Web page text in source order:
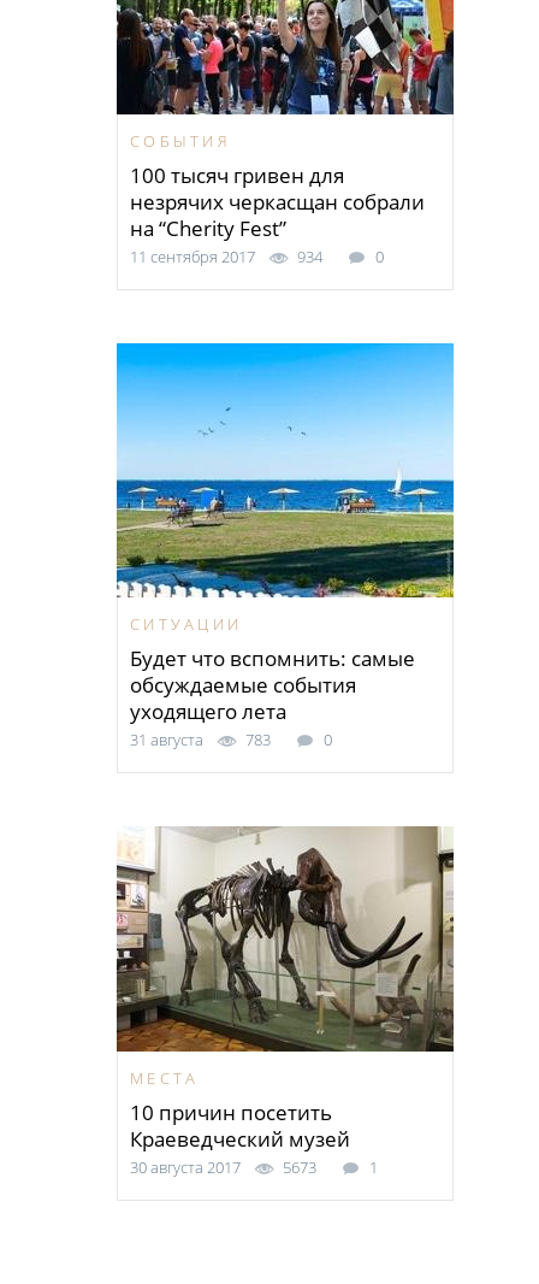
СОБЫТИЯ
100 тысяч гривен для
незрячих черкасщан собрали
на “Cherity Fest”
11 сентября 2017 934 0
СИТУАЦИИ
Будет что вспомнить: самые
обсуждаемые события
уходящего лета
31 августа 783 0
МЕСТА
10 причин посетить
Краеведческий музей
30 августа 2017 5673 1